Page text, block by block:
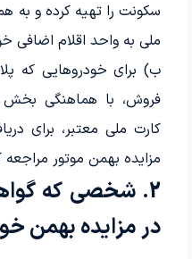
سکونت را تهیه کرده و به
ملی به واحد اقلام اضافی
ب) برای خودروهایی که
فروش، با هماهنگی بخش
کارت ملی معتبر، برای
مزایده بهمن موتور مراجعه
2. شخصی که
در مزایده بهمن